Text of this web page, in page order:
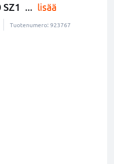
... lisää
Tuotenumero: 923767